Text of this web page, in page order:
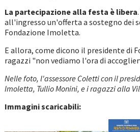
La partecipazione alla festa è libera
all'ingresso un'offerta a sostegno dei
Fondazione Imoletta.
E allora, come dicono il presidente di
ragazzi "non vediamo l'ora di
Nelle foto, l'assessore Coletti con il
Imoletta, Tullio Monini, e i ragazzi alla
Immagini scaricabili: